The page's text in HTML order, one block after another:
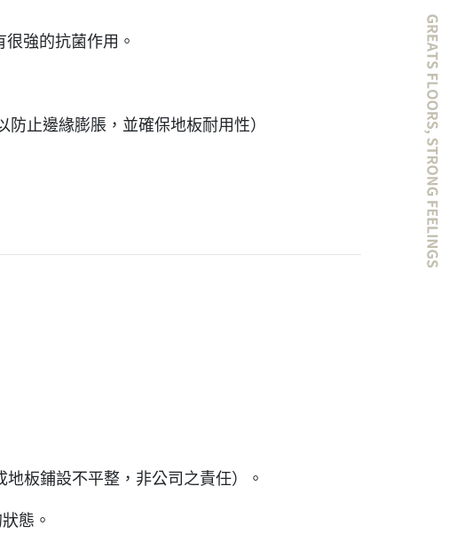
強的抗菌作用。
止邊緣膨脹，並確保地板耐用性）
板鋪設不平整，非公司之責任）。
態。